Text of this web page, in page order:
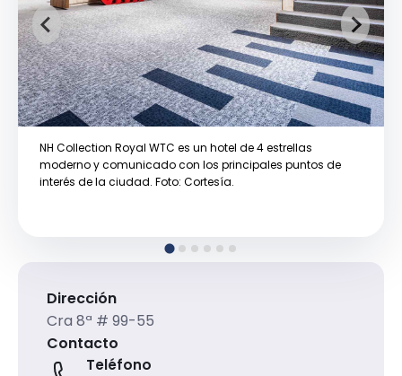
NH Collection Royal WTC es un hotel de 4 estrellas
moderno y comunicado con los principales puntos de
interés de la ciudad. Foto: Cortesía.
Dirección
Cra 8ª # 99-55
Contacto
Teléfono